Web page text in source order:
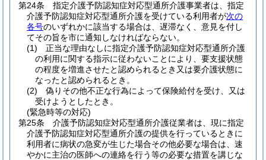
第24条
指定介護予防認知症対応型通所介護事業者は、指定
介護予防認知症対応型通所介護を受けている利用者が次の
各号のいずれかに該当する場合は、遅滞なく、意見を付し
てその旨を市に通知しなければならない。
(1)
正当な理由なしに指定介護予防認知症対応型通所介護
の利用に関する指示に従わないことにより、要支援状態
の程度を増進させたと認められるとき又は要介護状態に
なったと認められるとき。
(2)
偽りその他不正な行為によって保険給付を受け、又は
受けようとしたとき。
(緊急時等の対応)
第25条
介護予防認知症対応型通所介護従業者は、現に指定
介護予防認知症対応型通所介護の提供を行っているときに
利用者に病状の急変が生じた場合その他必要な場合は、速
やかに主治の医師への連絡を行う等の必要な措置を講じな